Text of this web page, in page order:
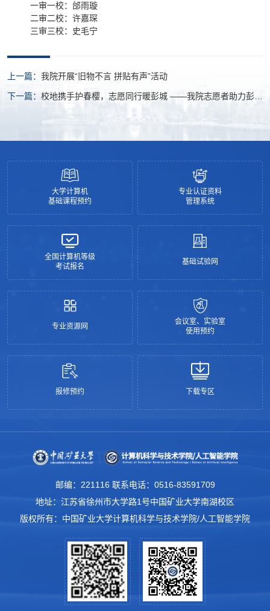
一审一校：邰雨璇
二审二校：许嘉琛
三审三校：史毛宁
上一篇： 我院开展“旧物不言 拼贴有声”活动
下一篇： 校地携手护春樱，志愿同行暖彭城 ——我院志愿者助力彭祖
大学计算机
基础课程预约
专业认证资料
管理系统
全国计算机等级
考试报名
基础试验网
专业资源网
会议室、实验室
使用预约
报修预约 下载专区
邮编：221116 联系电话：0516-83591709
地址：江苏省徐州市大学路1号中国矿业大学南湖校区
版权所有：中国矿业大学计算机科学与技术学院/人工智能学院